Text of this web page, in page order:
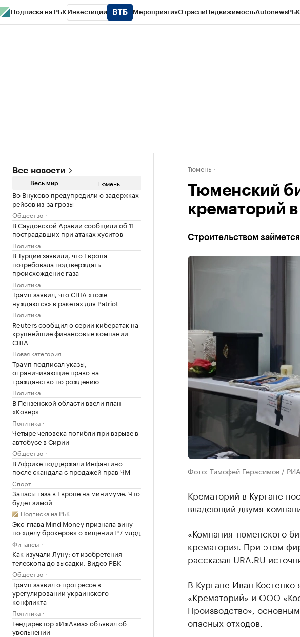
Подписка на РБК Инвестиции МероприятияОтраслиНедвижимостьAutonews
Все новости
Весь мир Тюмень
Во Внуково предупредили о задержках
рейсов из-за грозы
Общество
В Саудовской Аравии сообщили об 11
пострадавших при атаках хуситов
Политика
В Турции заявили, что Европа
потребовала подтверждать
происхождение газа
Политика
Трамп заявил, что США «тоже
нуждаются» в ракетах для Patriot
Политика
Reuters сообщил о серии кибератак на
крупнейшие финансовые компании
США
Новая категория
Трамп подписал указы,
ограничивающие право на
гражданство по рождению
Политика
В Пензенской области ввели план
«Ковер»
Политика
Четыре человека погибли при взрыве в
автобусе в Сирии
Общество
В Африке поддержали Инфантино
после скандала с продажей прав ЧМ
Спорт
Запасы газа в Европе на минимуме. Что
будет зимой
Подписка на РБК
Экс-глава Mind Money признала вину
по «делу брокеров» о хищении ₽7 млрд
Финансы
Как изучали Луну: от изобретения
телескопа до высадки. Видео РБК
Общество
Трамп заявил о прогрессе в
урегулировании украинского
конфликта
Политика
Гендиректор «ИжАвиа» объявил об
увольнении
Тюмень
Тюменский
крематорий
Строительством
Фото: Тимофей Герасимов /
Крематорий в Кургане
владеющий двумя
«Компания тюменского
крематория. При этом
рассказал URA.RU
В Кургане Иван Костенко
«Крематорий» и ООО
Производство»,
опасных отходов.